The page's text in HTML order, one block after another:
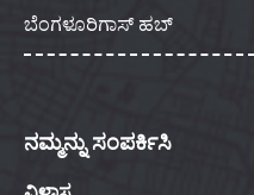
ಬೆಂಗಳೂರಿಗಾಸ್ ಹಬ್
ನಮ್ಮನ್ನು ಸಂಪರ್ಕಿಸಿ